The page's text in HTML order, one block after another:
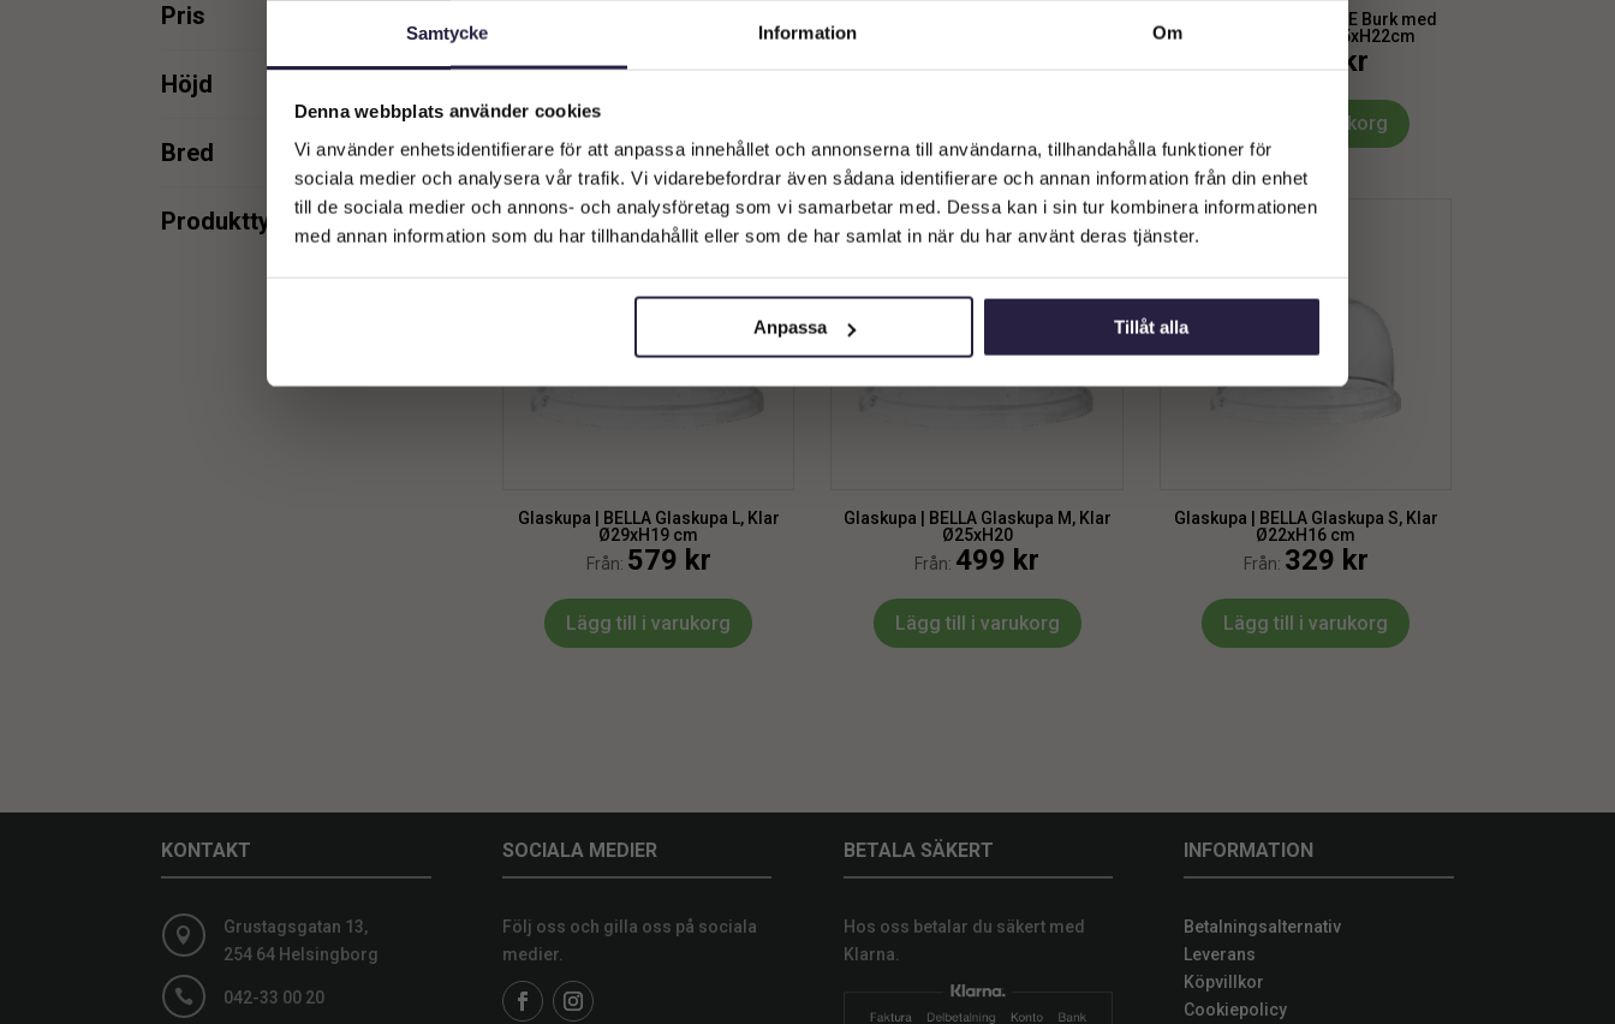
Samtycke Information Om
Denna webbplats använder cookies
Vi använder enhetsidentifierare för att anpassa innehållet och annonserna till användarna, tillhandahålla funktioner för
sociala medier och analysera vår trafik. Vi vidarebefordrar även sådana identifierare och annan information från din enhet
till de sociala medier och annons- och analysföretag som vi samarbetar med. Dessa kan i sin tur kombinera informationen
med annan information som du har tillhandahållit eller som de har samlat in när du har använt deras tjänster.
Anpassa Tillåt alla
Pris
max.
min. max.
Höjd
max.
max.
Bred
max.
Produkttyper
förvaringsburk glas med lock
689
Lägg till i varukorg
Förvaringsburk | KALLE Burk med
lock, Klar/brun Ø9.5xH22cm
kr
Lägg till i varukorg
Glaskupa | BELLA Glaskupa L, Klar
Ø29xH19 cm
Från: 579 kr
Lägg till i varukorg
Glaskupa | BELLA Glaskupa M, Klar
Ø25xH20
Från: 499 kr
Lägg till i varukorg
Glaskupa | BELLA Glaskupa S, Klar
Ø22xH16 cm
Från: 329 kr
Lägg till i varukorg
KONTAKT

Grustagsgatan 13,
254 64 Helsingborg
 042-33 00 20
SOCIALA MEDIER
Följ oss och gilla oss på sociala
medier.
BETALA SÄKERT
Hos oss betalar du säkert med
Klarna.
INFORMATION
Betalningsalternativ
Leverans
Köpvillkor
Cookiepolicy
Välkommen till Webflower
Vilken typ av kund är du? Du kan alltid justera ditt val längst upp
Företagskund (exkl. moms)